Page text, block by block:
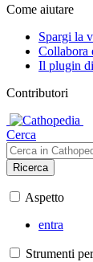
Come aiutare
Spargi la
Collabora
Il plugin
Contributori
Cerca
Ricerca
Aspetto
entra
Strumenti